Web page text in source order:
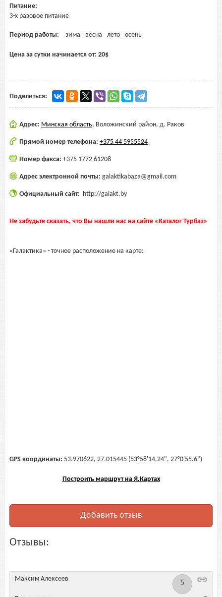
Питание:
3-х разовое питание
Период работы: зима весна лето осень
Цена за сутки начинается от: 20$
Поделиться:
Адрес: Минская область, Воложинский район, д. Раков
Прямой номер телефона: +375 44 5955524
Номер факса: +375 1772 61208
Адрес электронной почты: galaktikabaza@gmail.com
Официальный сайт: http://galakt.by
Не забудьте сказать, что Вы нашли нас на сайте «Каталог Турбаз»
«Галактика» - точное расположение на карте:
GPS координаты: 53.970622, 27.015445 (53°58'14.24", 27°0'55.6")
Построить маршрут на Я.Картах
Добавить отзыв
Отзывы:
Максим Алексеев
5